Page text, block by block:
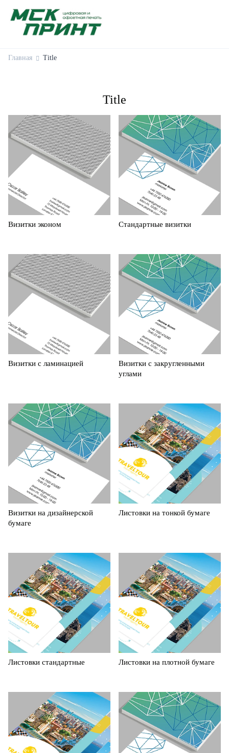
Главная Title
Title
Визитки эконом Стандартные визитки
Визитки с ламинацией
Визитки с закругленными
углами
Визитки на дизайнерской
бумаге
Листовки на тонкой бумаге
Листовки стандартные Листовки на плотной бумаге